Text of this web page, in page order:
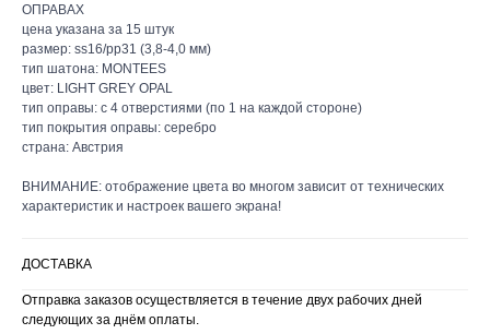
ОПРАВАХ
цена указана за 15 штук
размер: ss16/pp31 (3,8-4,0 мм)
тип шатона: MONTEES
цвет: LIGHT GREY OPAL
тип оправы: с 4 отверстиями (по 1 на каждой стороне)
тип покрытия оправы: серебро
страна: Австрия
ВНИМАНИЕ: отображение цвета во многом зависит от технических
характеристик и настроек вашего экрана!
ДОСТАВКА
Отправка заказов осуществляется в течение двух рабочих дней
следующих за днём оплаты.